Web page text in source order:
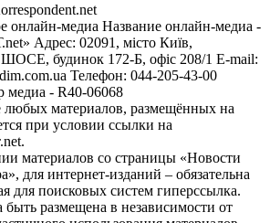
онлайн-медиа Название онлайн-медиа -
Адрес: 02091, місто Київ,
будинок 172-Б, офіс 208/1 E-mail:
Телефон: 044-205-43-00
медиа - R40-06068
любых материалов, размещённых на
при условии ссылки на
материалов со страницы «Новости
для интернет-изданий – обязательна
для поисковых систем гиперссылка.
размещена в независимости от